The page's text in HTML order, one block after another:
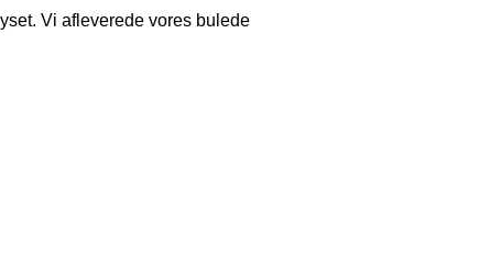
Vi afleverede vores bulede